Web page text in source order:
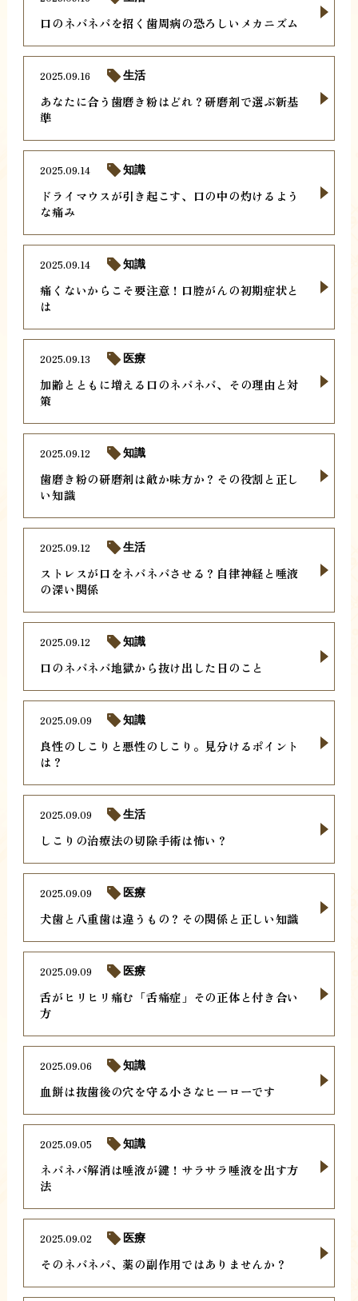
口のネバネバを招く歯周病の恐ろしいメカニズム
あなたに合う歯磨き粉はどれ？研磨剤で選ぶ新基
準
2025.09.16 生活
ドライマウスが引き起こす、口の中の灼けるよう
な痛み
2025.09.14 知識
痛くないからこそ要注意！口腔がんの初期症状と
は
2025.09.14 知識
加齢とともに増える口のネバネバ、その理由と対
策
2025.09.13 医療
歯磨き粉の研磨剤は敵か味方か？その役割と正し
い知識
2025.09.12 知識
ストレスが口をネバネバさせる？自律神経と唾液
の深い関係
2025.09.12 生活
口のネバネバ地獄から抜け出した日のこと
2025.09.12 知識
良性のしこりと悪性のしこり。見分けるポイント
は？
2025.09.09 知識
しこりの治療法の切除手術は怖い？
2025.09.09 生活
犬歯と八重歯は違うもの？その関係と正しい知識
2025.09.09 医療
舌がヒリヒリ痛む「舌痛症」その正体と付き合い
方
2025.09.09 医療
血餅は抜歯後の穴を守る小さなヒーローです
2025.09.06 知識
ネバネバ解消は唾液が鍵！サラサラ唾液を出す方
法
2025.09.05 知識
そのネバネバ、薬の副作用ではありませんか？
2025.09.02 医療